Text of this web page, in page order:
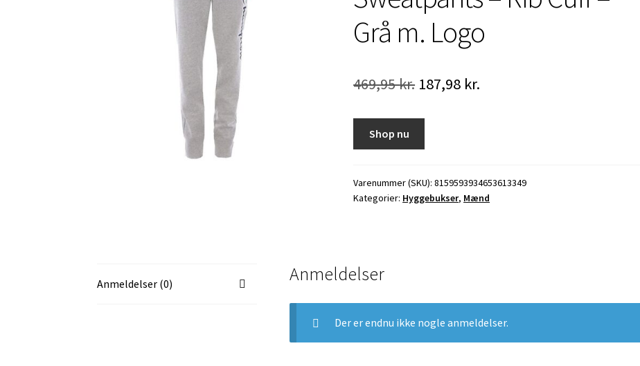
Grå m. Logo
469,95kr. Den
469,95 kr..
187,98 kr.
187,98 kr..
Shop nu
Varenummer (SKU):8159593934653613349
Kategorier: Hyggebukser, Mænd
Anmeldelser (0) Anmeldelser
Der er endnu ikke nogle anmeldelser.